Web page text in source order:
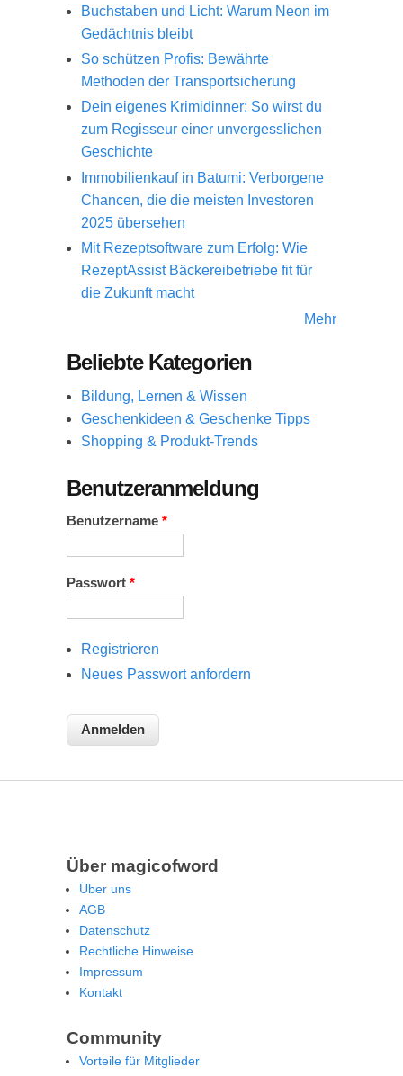
Buchstaben und Licht: Warum Neon im
Gedächtnis bleibt
So schützen Profis: Bewährte
Methoden der Transportsicherung
Dein eigenes Krimidinner: So wirst du
zum Regisseur einer unvergesslichen
Geschichte
Immobilienkauf in Batumi: Verborgene
Chancen, die die meisten Investoren
2025 übersehen
Mit Rezeptsoftware zum Erfolg: Wie
RezeptAssist Bäckereibetriebe fit für
die Zukunft macht
Mehr
Beliebte Kategorien
Bildung, Lernen & Wissen
Geschenkideen & Geschenke Tipps
Shopping & Produkt-Trends
Benutzeranmeldung
Benutzername *
Passwort *
Registrieren
Neues Passwort anfordern
Über magicofword
Über uns
AGB
Datenschutz
Rechtliche Hinweise
Impressum
Kontakt
Community
Vorteile für Mitglieder